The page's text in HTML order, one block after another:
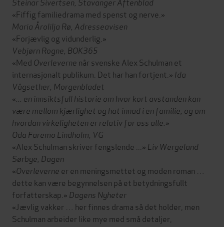
«Fiffig familiedrama med spenst og nerve.»
Maria Årolilja Rø, Adresseavisen
«Forjævlig og vidunderlig.»
Vebjørn Rogne, BOK365
«Med Overleverne når svenske Alex Schulman et
internasjonalt publikum. Det har han fortjent.» Ida
Vågsether, Morgenbladet
«... en innsiktsfull historie om hvor kort avstanden kan
være mellom kjærlighet og hat innad i en familie, og om
hvordan virkeligheten er relativ for oss alle.»
Oda Faremo Lindholm, VG
«Alex Schulman skriver fengslende ...» Liv Wergeland
Sørbye, Dagen
«Overleverne er en meningsmettet og moden roman …
dette kan være begynnelsen på et betydningsfullt
forfatterskap.» Dagens Nyheter
«Jævlig vakker … her finnes drama så det holder, men
Schulman arbeider like mye med små detaljer,